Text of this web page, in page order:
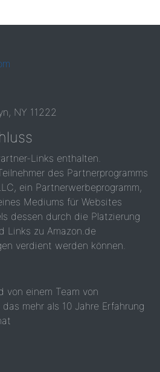
NY 11222
Links enthalten.
des Partnerprogramms
ein Partnerwerbeprogramm,
Mediums für Websites
dessen durch die Platzierung
Links zu Amazon.de
verdient werden können.
von einem Team von
mehr als 10 Jahre Erfahrung